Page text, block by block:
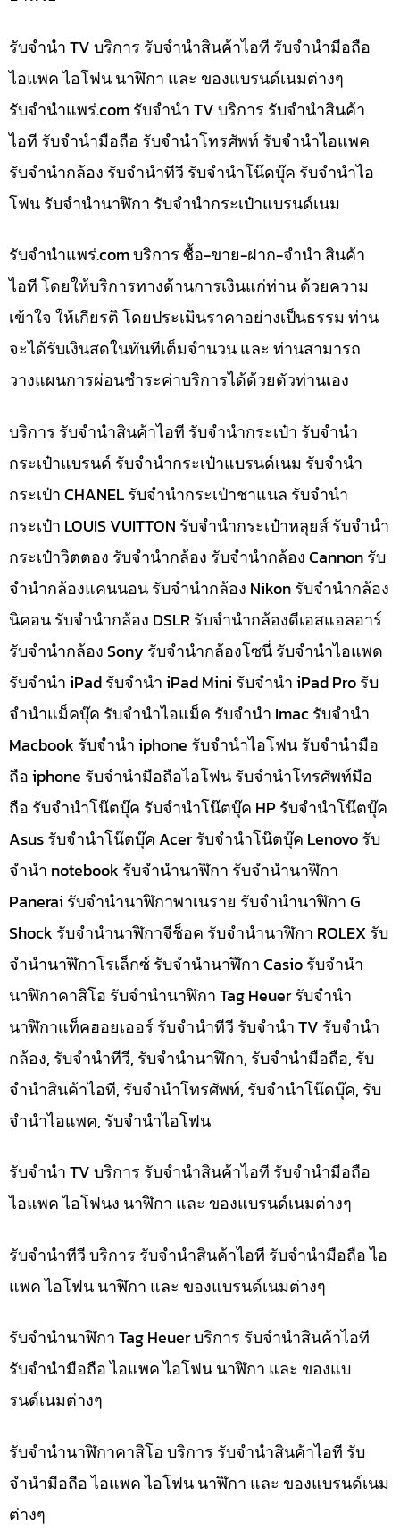
รับจำนำ TV บริการ รับจำนำสินค้าไอที รับจำนำมือถือ
ไอแพค ไอโฟน นาฬิกา และ ของแบรนด์เนมต่างๆ
รับจํานําแพร่.com รับจำนำ TV บริการ รับจำนำสินค้า
ไอที รับจำนำมือถือ รับจำนำโทรศัพท์ รับจำนำไอแพค
รับจำนำกล้อง รับจำนำทีวี รับจำนำโน๊ดบุ๊ค รับจำนำไอ
โฟน รับจำนำนาฬิกา รับจำนำกระเป๋าแบรนด์เนม
รับจํานําแพร่.com บริการ ซื้อ-ขาย-ฝาก-จำนำ สินค้า
ไอที โดยให้บริการทางด้านการเงินแก่ท่าน ด้วยความ
เข้าใจ ให้เกียรติ โดยประเมินราคาอย่างเป็นธรรม ท่าน
จะได้รับเงินสดในทันทีเต็มจำนวน และ ท่านสามารถ
วางแผนการผ่อนชำระค่าบริการได้ด้วยตัวท่านเอง
บริการ รับจำนำสินค้าไอที รับจำนำกระเป๋า รับจำนำ
กระเป๋าแบรนด์ รับจำนำกระเป๋าแบรนด์เนม รับจำนำ
กระเป๋า CHANEL รับจำนำกระเป๋าชาแนล รับจำนำ
กระเป๋า LOUIS VUITTON รับจำนำกระเป๋าหลุยส์ รับจำนำ
กระเป๋าวิตตอง รับจำนำกล้อง รับจำนำกล้อง Cannon รับ
จำนำกล้องแคนนอน รับจำนำกล้อง Nikon รับจำนำกล้อง
นิคอน รับจำนำกล้อง DSLR รับจำนำกล้องดีเอสแอลอาร์
รับจำนำกล้อง Sony รับจำนำกล้องโซนี่ รับจำนำไอแพด
รับจำนำ iPad รับจำนำ iPad Mini รับจำนำ iPad Pro รับ
จำนำแม็คบุ๊ค รับจำนำไอแม็ค รับจำนำ Imac รับจำนำ
Macbook รับจำนำ iphone รับจำนำไอโฟน รับจำนำมือ
ถือ iphone รับจำนำมือถือไอโฟน รับจำนำโทรศัพท์มือ
ถือ รับจำนำโน๊ตบุ๊ค รับจำนำโน๊ตบุ๊ค HP รับจำนำโน๊ตบุ๊ค
Asus รับจำนำโน๊ตบุ๊ค Acer รับจำนำโน๊ตบุ๊ค Lenovo รับ
จำนำ notebook รับจำนำนาฬิกา รับจำนำนาฬิกา
Panerai รับจำนำนาฬิกาพาเนราย รับจำนำนาฬิกา G
Shock รับจำนำนาฬิกาจีช็อค รับจำนำนาฬิกา ROLEX รับ
จำนำนาฬิกาโรเล็กซ์ รับจำนำนาฬิกา Casio รับจำนำ
นาฬิกาคาสิโอ รับจำนำนาฬิกา Tag Heuer รับจำนำ
นาฬิกาแท็คฮอยเออร์ รับจำนำทีวี รับจำนำ TV รับจำนำ
กล้อง, รับจำนำทีวี, รับจำนำนาฬิกา, รับจำนำมือถือ, รับ
จำนำสินค้าไอที, รับจำนำโทรศัพท์, รับจำนำโน๊ดบุ๊ค, รับ
จำนำไอแพค, รับจำนำไอโฟน
รับจำนำ TV บริการ รับจำนำสินค้าไอที รับจำนำมือถือ
ไอแพค ไอโฟนง นาฬิกา และ ของแบรนด์เนมต่างๆ
รับจำนำทีวี บริการ รับจำนำสินค้าไอที รับจำนำมือถือ ไอ
แพค ไอโฟน นาฬิกา และ ของแบรนด์เนมต่างๆ
รับจำนำนาฬิกา Tag Heuer บริการ รับจำนำสินค้าไอที
รับจำนำมือถือ ไอแพค ไอโฟน นาฬิกา และ ของแบ
รนด์เนมต่างๆ
รับจำนำนาฬิกาคาสิโอ บริการ รับจำนำสินค้าไอที รับ
จำนำมือถือ ไอแพค ไอโฟน นาฬิกา และ ของแบรนด์เนม
ต่างๆ